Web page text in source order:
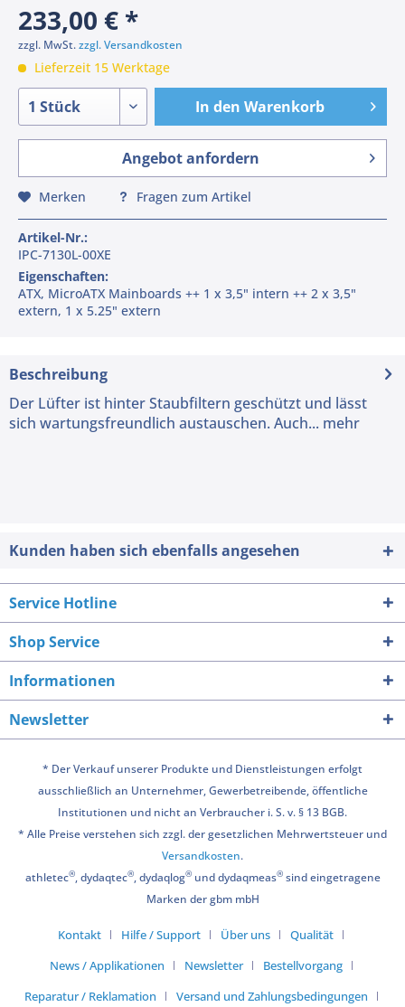
233,00 € *
zzgl. MwSt.zzgl. Versandkosten
Lieferzeit 15 Werktage
In den Warenkorb
Angebot anfordern
Merken Fragen zum Artikel
Artikel-Nr.:
IPC-7130L-00XE
Eigenschaften:
ATX, MicroATX Mainboards ++ 1 x 3,5" intern ++ 2 x 3,5"
extern, 1 x 5.25" extern
Beschreibung
Der Lüfter ist hinter Staubfiltern geschützt und lässt
sich wartungsfreundlich austauschen. Auch... mehr
Kunden haben sich ebenfalls angesehen
Service Hotline
Shop Service
Informationen
Newsletter
* Der Verkauf unserer Produkte und Dienstleistungen erfolgt
ausschließlich an Unternehmer, Gewerbetreibende, öffentliche
Institutionen und nicht an Verbraucher i. S. v. § 13 BGB.
* Alle Preise verstehen sich zzgl. der gesetzlichen Mehrwertsteuer und
Versandkosten.
athletec®, dydaqtec®, dydaqlog®und dydaqmeas®sind eingetragene
Marken der gbm mbH
Kontakt Hilfe / Support Über uns
Qualität
News / Applikationen
Newsletter
Bestellvorgang
Reparatur / Reklamation
Versand und Zahlungsbedingungen